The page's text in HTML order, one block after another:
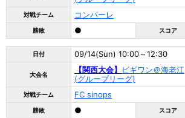
対戦チーム コンパーレ
勝敗 ● スコア
日付 09/14(Sun) 10:00～12:30
大会名 【関西大会】
ビギワン＠海老江
(グループリーグ)
対戦チーム FC sinops
勝敗 ● スコア